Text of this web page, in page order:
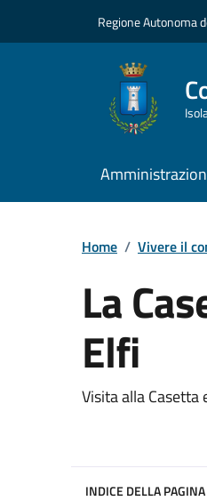
Regione Autonoma
Home / Vivere il
La
Elfi
Visita alla
INDICE DELLA PAGINA